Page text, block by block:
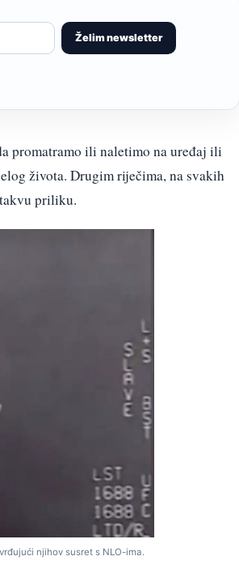
Želim newsletter
promatramo ili naletimo na uređaj ili
života. Drugim riječima, na svakih
priliku.
njihov susret s NLO-ima.